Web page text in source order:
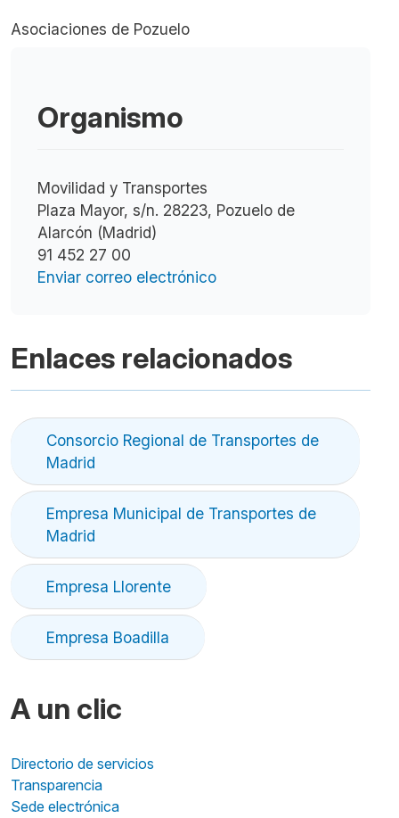
Asociaciones de Pozuelo
Organismo
Movilidad y Transportes
Plaza Mayor, s/n. 28223, Pozuelo de
Alarcón (Madrid)
91 452 27 00
Enviar correo electrónico
Enlaces relacionados
Consorcio Regional de Transportes de
Madrid
Empresa Municipal de Transportes de
Madrid
Empresa Llorente
Empresa Boadilla
A un clic
Directorio de servicios
Transparencia
Sede electrónica